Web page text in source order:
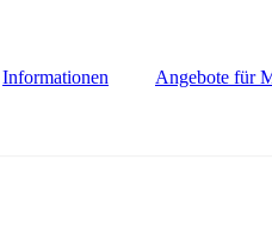
Informationen Angebote für